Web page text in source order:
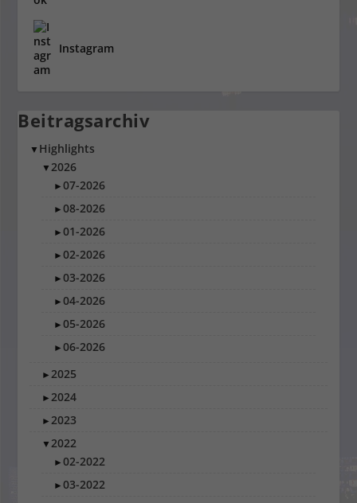
Instagram
Beitragsarchiv
▼ Highlights
▼2026
►07-2026
►08-2026
►01-2026
►02-2026
►03-2026
►04-2026
►05-2026
►06-2026
►2025
►2024
►2023
▼2022
►02-2022
►03-2022